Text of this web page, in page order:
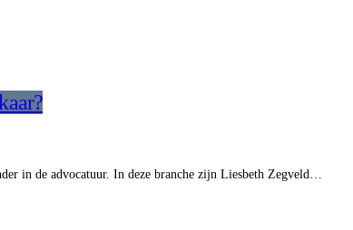
in de advocatuur. In deze branche zijn Liesbeth Zegveld…